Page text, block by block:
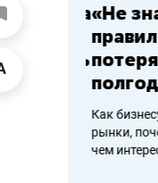
работа «Не
Как
рынки,
чем